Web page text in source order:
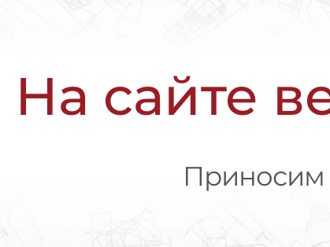
На сайте
Приносим